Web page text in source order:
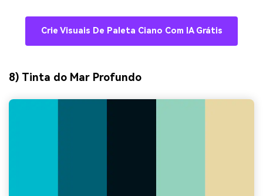
Crie Visuais De Paleta Ciano Com IA Grátis
8) Tinta do Mar Profundo